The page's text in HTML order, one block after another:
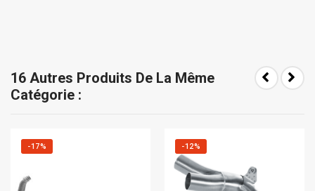
16 Autres Produits De La Même
Catégorie :
-17% -12%